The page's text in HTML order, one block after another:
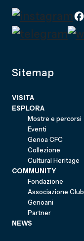
Sitemap
VISITA
ESPLORA
Mostre e percorsi
Eventi
Genoa CFC
Collezione
Cultural Heritage
COMMUNITY
Fondazione
Associazione Club
Genoani
Partner
NEWS